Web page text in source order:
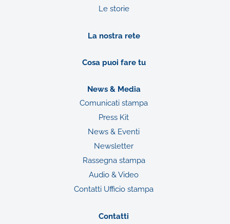
Le storie
La nostra rete
Cosa puoi fare tu
News & Media
Comunicati stampa
Press Kit
News & Eventi
Newsletter
Rassegna stampa
Audio & Video
Contatti Ufficio stampa
Contatti